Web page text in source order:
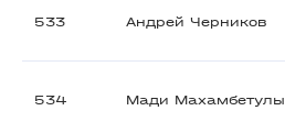
533 Андрей Черников
534 Мади Махамбетулы